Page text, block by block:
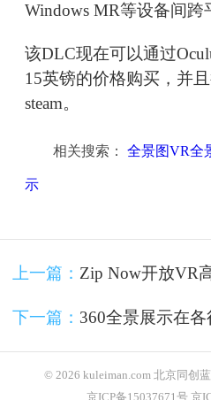
Windows MR等设备间跨
该DLC现在可以通过
15英镑的价格购买，并
steam。
相关搜索： 全景图VR全
示
上一篇： Zip Now开放VR
下一篇： 360全景展示在各
© 2026 kuleiman.com 北京同创
京ICP备15037671号 京